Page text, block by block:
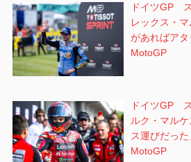
ドイツGP
レックス・
があればアタ
MotoGP
ドイツGP
ルク・マル
ス運びだった
MotoGP